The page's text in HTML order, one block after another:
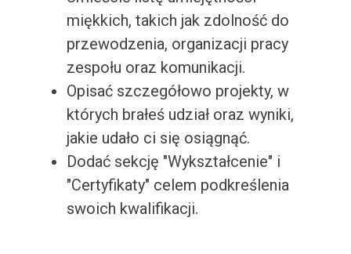
miękkich, takich jak zdolność do
przewodzenia, organizacji pracy
zespołu oraz komunikacji.
Opisać szczegółowo projekty, w
których brałeś udział oraz wyniki,
jakie udało ci się osiągnąć.
Dodać sekcję "Wykształcenie" i
"Certyfikaty" celem podkreślenia
swoich kwalifikacji.